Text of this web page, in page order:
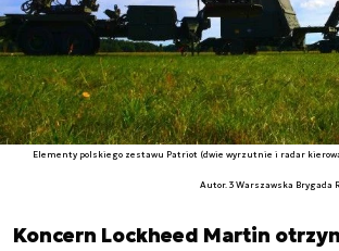
Elementy polskiego zestawu Patriot (dwie wyrzutnie i radar
Autor. 3 Warszawska Brygada
Koncern Lockheed Martin